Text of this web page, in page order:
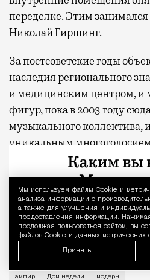
Мы используем файлы Сookie и
анализа информации о
а также для улучшения и
предоставления информации.
продолжая пользоваться сайтом, вы
файлов Cookie и данных метрических
Принять
переделке. Этим
Николай Гиршинг.
За постсоветские годы
наследия регионального
и медицинским центром, и
фигур, пока в 2003 году
музыкального коллектива,
уникальным
Недавно в здании прошла
Фото: Максим Мухин,
исследовательский музей
В. Щусева/pasyvu.com,
Забелина/pastvu.com
История каменного
ампир Дом недели модерн